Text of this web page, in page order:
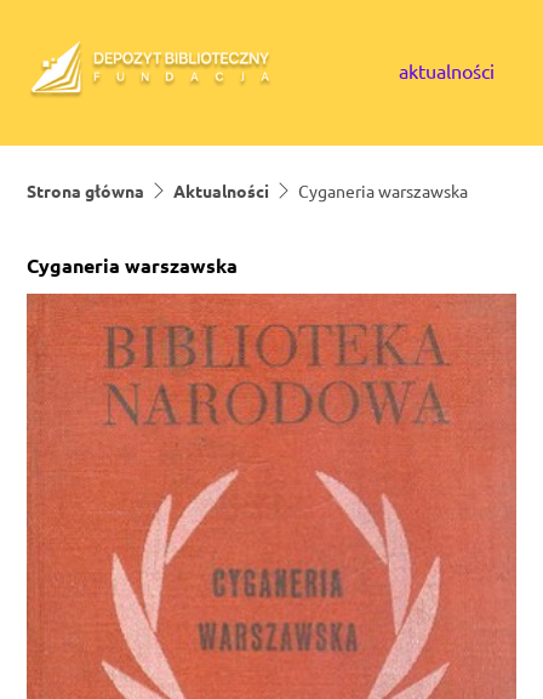
aktualności
Strona główna Aktualności Cyganeria warszawska
Cyganeria warszawska